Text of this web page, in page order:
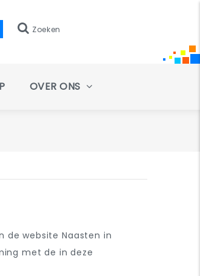
Zoeken
OVER ONS
de website Naasten in
met de in deze